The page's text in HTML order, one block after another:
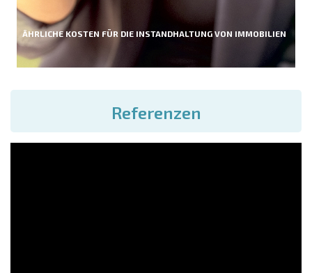
ÄHRLICHE KOSTEN FÜR DIE INSTANDHALTUNG VON IMMOBILIEN
Referenzen